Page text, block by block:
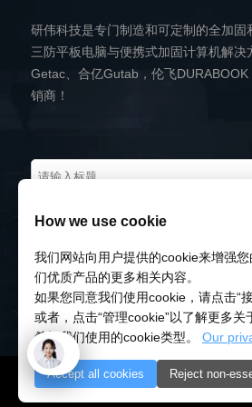
研伟科技是专门制造和可定制的全加
三防平板电脑与便携式加固计算机解
Getac、合亿Gutab，伦飞
销商！
How we use cookie
我们网站向用户提供的cookie来增强
们优质产品的更多相关内容。
如果您同意我们使用cookie，请点击“
或者，点击“管理cookie”以了解更多
希望我们使用的cookie类型。 Our
Accept all cookies Reject non-